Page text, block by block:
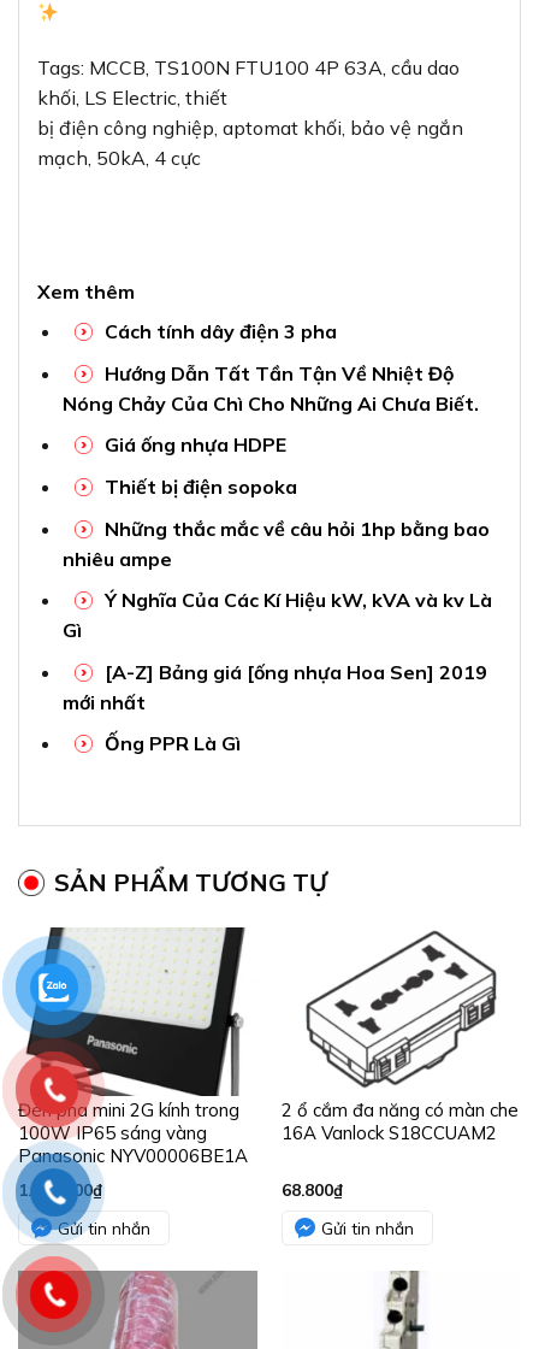
Tags: MCCB, TS100N FTU100 4P 63A, cầu dao
khối, LS Electric, thiết
bị điện công nghiệp, aptomat khối, bảo vệ ngắn
mạch, 50kA, 4 cực
Xem thêm
Cách tính dây điện 3 pha
Hướng Dẫn Tất Tần Tận Về Nhiệt Độ
Nóng Chảy Của Chì Cho Những Ai Chưa Biết.
Giá ống nhựa HDPE
Thiết bị điện sopoka
Những thắc mắc về câu hỏi 1hp bằng bao
nhiêu ampe
Ý Nghĩa Của Các Kí Hiệu kW, kVA và kv Là
Gì
[A-Z] Bảng giá [ống nhựa Hoa Sen] 2019
mới nhất
Ống PPR Là Gì
SẢN PHẨM TƯƠNG TỰ
Đèn pha mini 2G kính trong
100W IP65 sáng vàng
Panasonic NYV00006BE1A
1.858.000₫
Gửi tin nhắn
2 ổ cắm đa năng có màn che
16A Vanlock S18CCUAM2
68.800₫
Gửi tin nhắn